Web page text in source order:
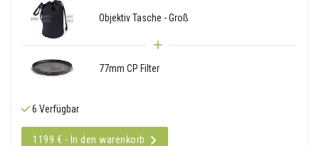
Objektiv Tasche - Groß
77mm CP Filter
6 Verfügbar
1199 € - In den warenkorb